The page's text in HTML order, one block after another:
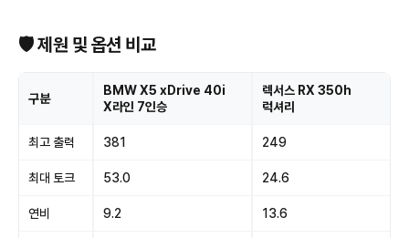
🛡 제원 및 옵션 비교
구분
BMW X5 xDrive 40i
X라인 7인승
렉서스 RX 350h
럭셔리
최고 출력 381 249
최대 토크 53.0 24.6
연비 9.2 13.6